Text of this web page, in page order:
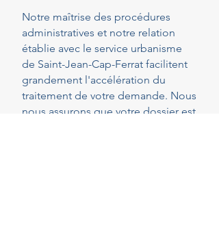
Notre maîtrise des procédures
administratives et notre relation
établie avec le service urbanisme
de Saint-Jean-Cap-Ferrat facilitent
grandement l'accélération du
traitement de votre demande. Nous
nous assurons que votre dossier est